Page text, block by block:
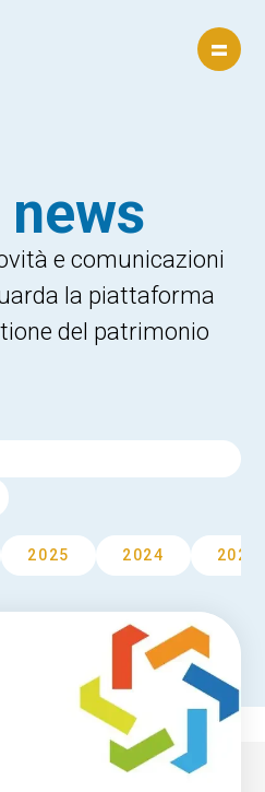
=
news
e comunicazioni
la piattaforma
del patrimonio
2025 2024 2023